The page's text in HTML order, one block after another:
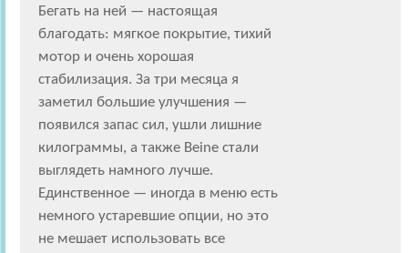
Бегать на ней — настоящая
благодать: мягкое покрытие, тихий
мотор и очень хорошая
стабилизация. За три месяца я
заметил большие улучшения —
появился запас сил, ушли лишние
килограммы, а также Beine стали
выглядеть намного лучше.
Единственное — иногда в меню есть
немного устаревшие опции, но это
не мешает использовать все